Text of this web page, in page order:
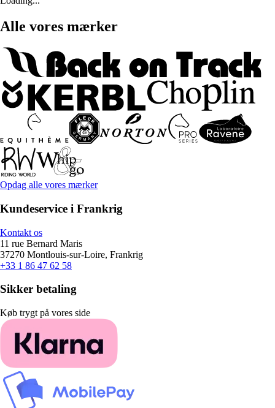
Alle vores mærker
Opdag alle vores mærker
Kundeservice i Frankrig
Kontakt os
11 rue Bernard Maris
37270 Montlouis-sur-Loire, Frankrig
+33 1 86 47 62 58
Sikker betaling
Køb trygt på vores side